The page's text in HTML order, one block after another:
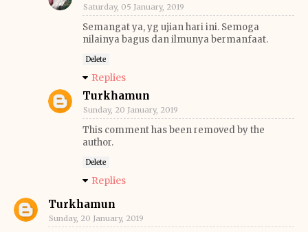
Saturday, 05 January, 2019
Semangat ya, yg ujian hari ini. Semoga
nilainya bagus dan ilmunya bermanfaat.
Delete
Replies
Turkhamun
Sunday, 20 January, 2019
This comment has been removed by the
author.
Delete
Replies
Turkhamun
Sunday, 20 January, 2019